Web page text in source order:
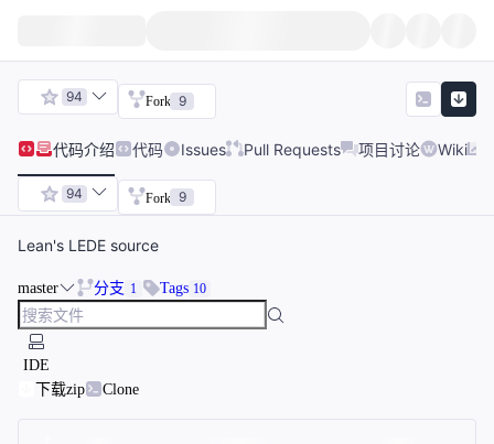
94 Fork 9
代码介绍 代码 Issues Pull Requests 项目讨论 Wiki
94 Fork 9
Lean's LEDE source
master 分支 1 Tags 10
IDE
下载zip
Clone